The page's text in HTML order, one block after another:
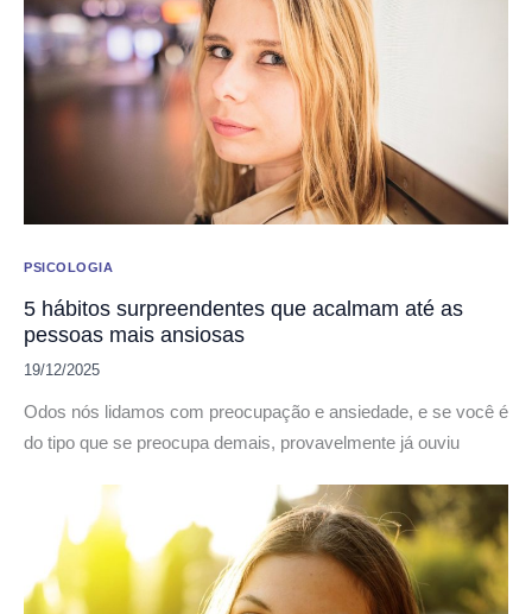
PSICOLOGIA
5 hábitos surpreendentes que acalmam até as
pessoas mais ansiosas
19/12/2025
Odos nós lidamos com preocupação e ansiedade, e se você é
do tipo que se preocupa demais, provavelmente já ouviu